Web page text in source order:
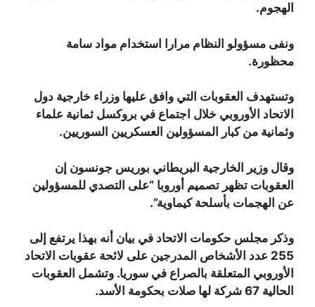
الهجوم.
ونفى مسؤولو النظام مرارا استخدام مواد سامة
محظورة.
وتستهدف العقوبات التي وافق عليها وزراء خارجية دول
الاتحاد الأوروبي خلال اجتماع في بروكسل ثمانية علماء
وثمانية من كبار المسؤولين العسكريين السوريين.
وقال وزير الخارجية البريطاني بوريس جونسون إن
العقوبات تظهر تصميم أوروبا “على التصدي للمسؤولين
عن الهجمات بأسلحة كيماوية”.
وذكر مجلس حكومات الاتحاد في بيان أنه بهذا يرتفع إلى
255 عدد الأشخاص المدرجين على لائحة عقوبات الاتحاد
الأوروبي المتعلقة بالصراع في سوريا. وتشمل العقوبات
الحالية 67 شركة لها صلات بحكومة الأسد.